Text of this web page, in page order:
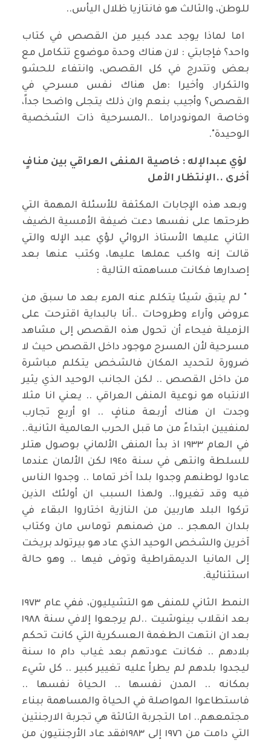
للوطن، والثالث هو فانتازيا ظلال اليأس..
⁠⁠⁠ اما لماذا يوجد عدد كبير من القصص في كتاب
واحد؟ فإجابتي : لان هناك وحدة موضوع تتكامل مع
بعض وتتدرج في كل القصص، وانتفاء للحشو
والتكرار. وأخيرا :هل هناك نفس مسرحي في
القصص؟ وأجيب بنعم وان ذلك يتجلى واضحا جداً،
وخاصة المونودراما ..المسرحية ذات الشخصية
الوحيدة".
لؤي عبدالإله : خاصية المنفى العراقي بين منافٍ
أخرى ..الإنتظار الأمل
وبعد هذه الإجابات المكثفة للأسئلة المهمة التي
طرحتها على نفسها دعت ضيفة الأمسية الضيف
الثاني عليها الأستاذ الروائي لؤي عبد الإله والتي
قالت إنه واكب عملها عليها، وكتب عنها بعد
إصدارها فكانت مساهمته التالية :⁠⁠
" لم يتبق شيئا يتكلم عنه المرء بعد ما سبق من
عروض وآراء وطروحات ..أنا بالبداية اقترحت على
الزميلة فيحاء أن تحول هذه القصص إلى مشاهد
مسرحية لأن المسرح موجود داخل القصص حيث لا
ضرورة لتحديد المكان فالشخص يتكلم مباشرة
من داخل القصص .. لكن الجانب الوحيد الذي يثير
الانتباه هو نوعية المنفى العراقي .. يعني انا مثلا
وجدت ان هناك أربعة منافٍ .. او أربع تجارب
لمنفيين ابتداءً من ما قبل الحرب العالمية الثانية..
في العام ١٩٣٣ اذ بدأ المنفى الألماني بوصول هتلر
للسلطة وانتهى في سنة ١٩٤٥ لكن الألمان عندما
عادوا لوطنهم وجدوا بلدا آخر تماما .. وجدوا الناس
فيه وقد تغيروا.. ولهذا السبب ان أولئك الذين
تركوا البلد هاربين من النازية اختاروا البقاء في
بلدان المهجر .. من ضمنهم توماس مان وكتاب
آخرين والشخص الوحيد الذي عاد هو بيرتولد بريخت
إلى المانيا الديمقراطية وتوفى فيها .. وهو حالة
استثنائية.
النمط الثاني للمنفى هو التشيليون، ففي عام ١٩٧٣
بعد انقلاب بينوشيت ..لم يرجعوا إلافي سنة ١٩٨٨
بعد ان انتهت الطغمة العسكرية التي كانت تحكم
بلادهم .. فكانت عودتهم بعد غياب دام ١٥ سنة
ليجدوا بلدهم لم يطرأ عليه تغيير كبير .. كل شيء
بمكانه .. المدن نفسها .. الحياة نفسها ..
فاستطاعوا المواصلة في الحياة والمساهمة ببناء
مجتمعهم.. اما التجربة الثالثة هي تجربة الارجنتين
التي دامت من ١٩٧٦ إلى ١٩٨٣فقد عاد الأرجنتيون من